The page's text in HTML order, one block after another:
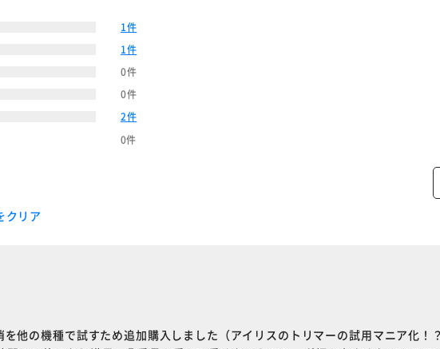
1件
1件
0件
0件
2件
0件
クリア
他の機種で試すため追加購入しました（アイリスのトリマーの試用マニア化！